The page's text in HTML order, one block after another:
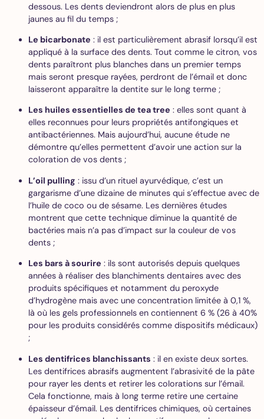
dessous. Les dents deviendront alors de plus en plus
jaunes au fil du temps ;
Le bicarbonate : il est particulièrement abrasif lorsqu’il est
appliqué à la surface des dents. Tout comme le citron, vos
dents paraîtront plus blanches dans un premier temps
mais seront presque rayées, perdront de l’émail et donc
laisseront apparaître la dentite sur le long terme ;
Les huiles essentielles de tea tree : elles sont quant à
elles reconnues pour leurs propriétés antifongiques et
antibactériennes. Mais aujourd’hui, aucune étude ne
démontre qu’elles permettent d’avoir une action sur la
coloration de vos dents ;
L’oil pulling : issu d’un rituel ayurvédique, c’est un
gargarisme d’une dizaine de minutes qui s’effectue avec de
l’huile de coco ou de sésame. Les dernières études
montrent que cette technique diminue la quantité de
bactéries mais n’a pas d’impact sur la couleur de vos
dents ;
Les bars à sourire : ils sont autorisés depuis quelques
années à réaliser des blanchiments dentaires avec des
produits spécifiques et notamment du peroxyde
d’hydrogène mais avec une concentration limitée à 0,1 %,
là où les gels professionnels en contiennent 6 % (26 à 40%
pour les produits considérés comme dispositifs médicaux)
;
Les dentifrices blanchissants : il en existe deux sortes.
Les dentifrices abrasifs augmentent l’abrasivité de la pâte
pour rayer les dents et retirer les colorations sur l’émail.
Cela fonctionne, mais à long terme retire une certaine
épaisseur d’émail. Les dentifrices chimiques, où certaines